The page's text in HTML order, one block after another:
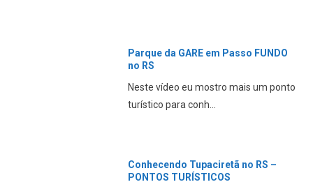
Parque da GARE em Passo FUNDO
no RS
Neste vídeo eu mostro mais um ponto
turístico para conh...
Conhecendo Tupaciretã no RS –
PONTOS TURÍSTICOS